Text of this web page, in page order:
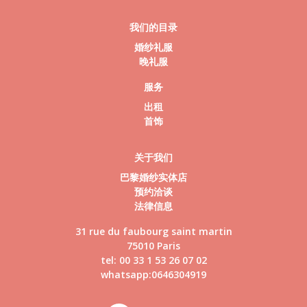
我们的目录
婚纱礼服
晚礼服
服务
出租
首饰
关于我们
巴黎婚纱实体店
预约洽谈
法律信息
31 rue du faubourg saint martin
75010 Paris
tel: 00 33 1 53 26 07 02
whatsapp:0646304919